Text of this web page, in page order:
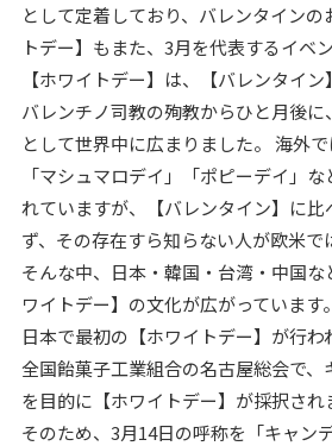
として定着しており、バレンタイン
トデー】もまた、3月を代表するイベ
【ホワイトデー】は、【バレンタイ
バレンチノ司教の殉教からひと月後
として世界中に広まりました。 海外で
「マシュマロデイ」「ポピーデイ」
れていますが、【バレンタイン】に比
ず、その存在すら知らない人が欧米で
そんな中、日本・韓国・台湾・中国
ワイトデー】の文化が広がっています。
日本で最初の【ホワイトデー】が行わ
全国飴菓子工業組合の名古屋総会で
を目的に【ホワイトデー】が採択され
そのため、3月14日の呼称を「キャン